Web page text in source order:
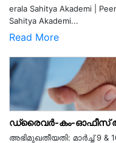
erala Sahitya Akademi |
Sahitya Akademi...
Read More
ഡ്രൈവർ-കം-ഓഫീസ്
അഭിമുഖതീയതി: മാർച്ച് 9 &